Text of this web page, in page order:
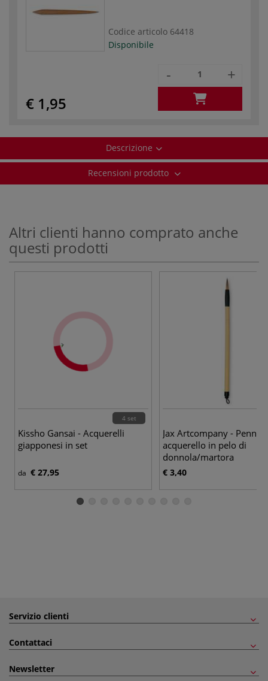
Codice articolo 64418
Disponibile
€ 1,95
- +
Descrizione
Recensioni prodotto
Altri clienti hanno comprato anche
questi prodotti
4 set
Kissho Gansai - Acquerelli
giapponesi in set
da € 27,95
Jax Artcompany -
acquerello in pelo di
donnola/martora
€ 3,40
Servizio clienti
Contattaci
Newsletter